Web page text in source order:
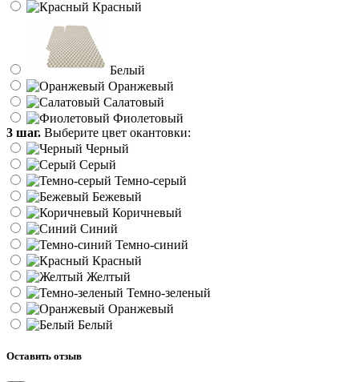
Красный
Белый
Оранжевый
Салатовый
Фиолетовый
3 шаг. Выберите цвет окантовки:
Черный
Серый
Темно-серый
Бежевый
Коричневый
Синий
Темно-синий
Красный
Желтый
Темно-зеленый
Оранжевый
Белый
Оставить отзыв